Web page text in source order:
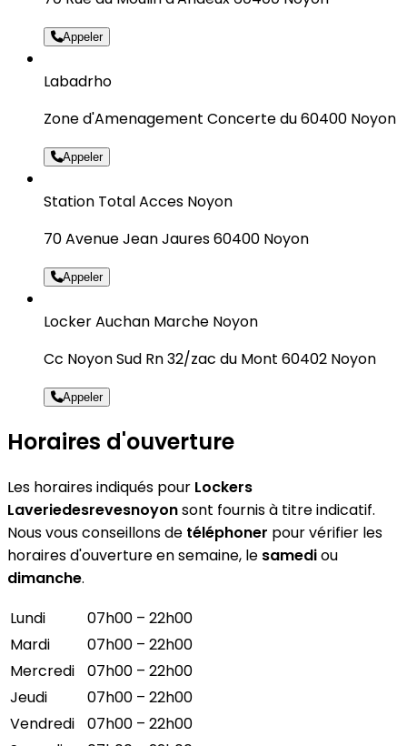
Appeler
Labadrho
Zone d'Amenagement Concerte du 60400 Noyon
Appeler
Station Total Acces Noyon
70 Avenue Jean Jaures 60400 Noyon
Appeler
Locker Auchan Marche Noyon
Cc Noyon Sud Rn 32/zac du Mont 60402 Noyon
Appeler
Horaires d'ouverture
Les horaires indiqués pour Lockers
Laveriedesrevesnoyonsont fournis à titre indicatif.
Nous vous conseillons de téléphoner pour vérifier les
horaires d'ouverture en semaine, le samediou
dimanche.
Lundi
07h00 – 22h00
Mardi
07h00 – 22h00
Mercredi
07h00 – 22h00
Jeudi
07h00 – 22h00
Vendredi
07h00 – 22h00